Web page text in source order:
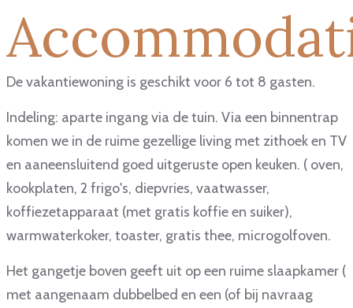
De vakantiewoning is geschikt voor 6 tot 8 gasten.
Indeling: aparte ingang via de tuin. Via een binnentrap
komen we in de ruime gezellige living met zithoek en TV
en aaneensluitend goed uitgeruste open keuken. ( oven,
kookplaten, 2 frigo's, diepvries, vaatwasser,
koffiezetapparaat (met gratis koffie en suiker),
warmwaterkoker, toaster, gratis thee, microgolfoven.
Het gangetje boven geeft uit op een ruime slaapkamer (
met aangenaam dubbelbed en een (of bij navraag